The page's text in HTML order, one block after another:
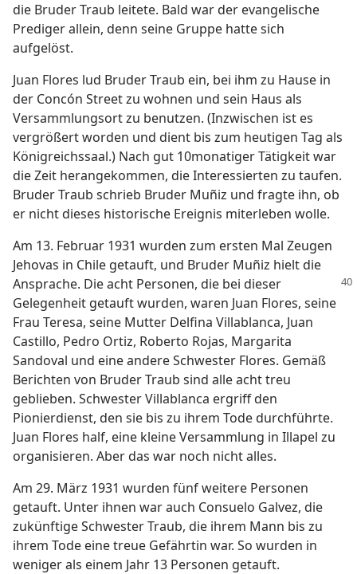
die Bruder Traub leitete. Bald war der evangelische
Prediger allein, denn seine Gruppe hatte sich
aufgelöst.
Juan Flores lud Bruder Traub ein, bei ihm zu Hause in
der Concón Street zu wohnen und sein Haus als
Versammlungsort zu benutzen. (Inzwischen ist es
vergrößert worden und dient bis zum heutigen Tag als
Königreichssaal.) Nach gut 10monatiger Tätigkeit war
die Zeit herangekommen, die Interessierten zu taufen.
Bruder Traub schrieb Bruder Muñiz und fragte ihn, ob
er nicht dieses historische Ereignis miterleben wolle.
Am 13. Februar 1931 wurden zum ersten Mal Zeugen
Jehovas in Chile getauft, und Bruder Muñiz hielt die
Ansprache. Die acht Personen, die bei dieser
Gelegenheit getauft wurden, waren Juan Flores, seine
Frau Teresa, seine Mutter Delfina Villablanca, Juan
Castillo, Pedro Ortiz, Roberto Rojas, Margarita
Sandoval und eine andere Schwester Flores. Gemäß
Berichten von Bruder Traub sind alle acht treu
geblieben. Schwester Villablanca ergriff den
Pionierdienst, den sie bis zu ihrem Tode durchführte.
Juan Flores half, eine kleine Versammlung in Illapel zu
organisieren. Aber das war noch nicht alles.
Am 29. März 1931 wurden fünf weitere Personen
getauft. Unter ihnen war auch Consuelo Galvez, die
zukünftige Schwester Traub, die ihrem Mann bis zu
ihrem Tode eine treue Gefährtin war. So wurden in
weniger als einem Jahr 13 Personen getauft.